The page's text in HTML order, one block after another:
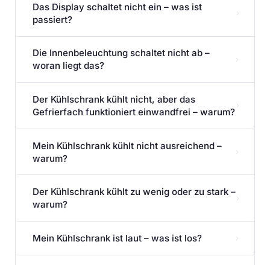
Das Display schaltet nicht ein – was ist
passiert?
›
Die Innenbeleuchtung schaltet nicht ab –
woran liegt das?
›
Der Kühlschrank kühlt nicht, aber das
Gefrierfach funktioniert einwandfrei – warum?
›
Mein Kühlschrank kühlt nicht ausreichend –
warum?
›
Der Kühlschrank kühlt zu wenig oder zu stark –
warum?
›
Mein Kühlschrank ist laut – was ist los? ›